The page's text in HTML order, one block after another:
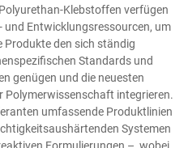
Klebstoffen verfügen
Entwicklungsressourcen, um
Produkte den sich ständig
Standards und
genügen und die neuesten
integrieren.
umfassende Produktlinien
Systemen